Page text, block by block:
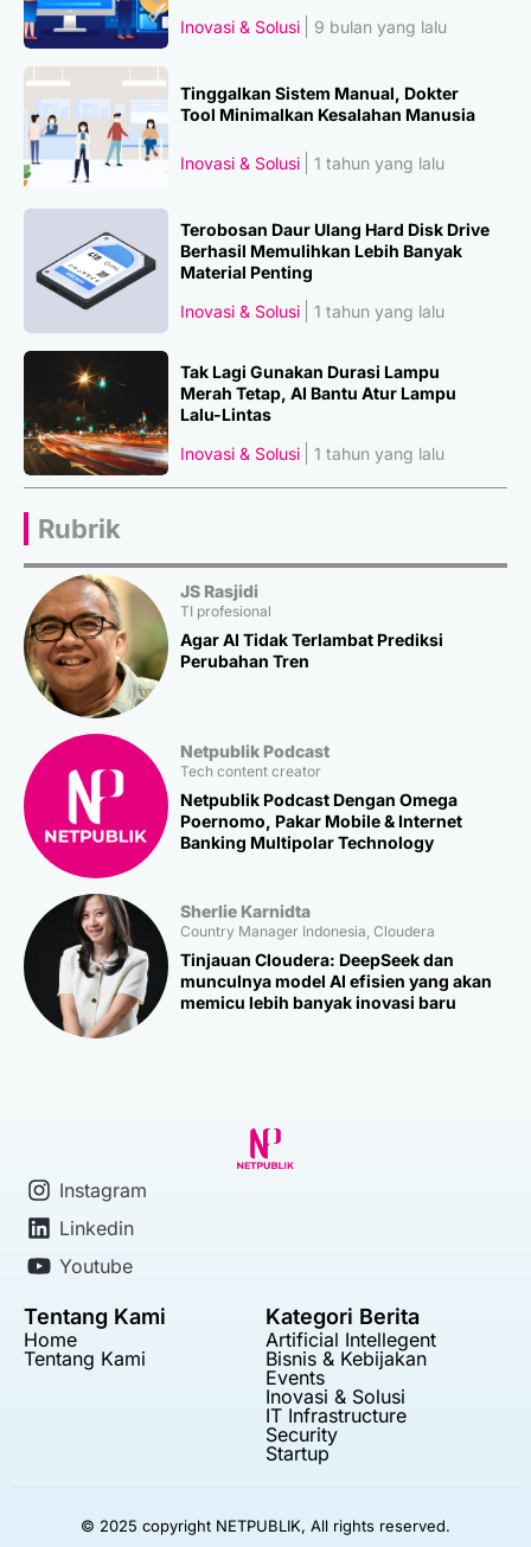
Inovasi & Solusi
9 bulan yang lalu
Tinggalkan Sistem Manual, Dokter
Tool Minimalkan Kesalahan Manusia
Inovasi & Solusi 1 tahun yang lalu
Terobosan Daur Ulang Hard Disk Drive
Berhasil Memulihkan Lebih Banyak
Material Penting
Inovasi & Solusi
1 tahun yang lalu
Tak Lagi Gunakan Durasi Lampu
Merah Tetap, AI Bantu Atur Lampu
Lalu-Lintas
Inovasi & Solusi
1 tahun yang lalu
Rubrik
JS Rasjidi
TI profesional
Agar AI Tidak Terlambat Prediksi
Perubahan Tren
Netpublik Podcast
Tech content creator
Netpublik Podcast Dengan Omega
Poernomo, Pakar Mobile & Internet
Banking Multipolar Technology
Sherlie Karnidta
Country Manager Indonesia, Cloudera
Tinjauan Cloudera: DeepSeek dan
munculnya model AI efisien yang akan
memicu lebih banyak inovasi baru
Instagram
Linkedin
Youtube
Tentang Kami
Home
Tentang Kami
Kategori Berita
Artificial Intellegent
Bisnis & Kebijakan
Events
Inovasi & Solusi
IT Infrastructure
Security
Startup
© 2025 copyright NETPUBLIK, All rights reserved.